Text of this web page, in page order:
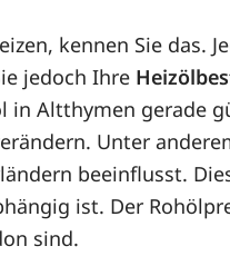
kennen Sie das.
jedoch Ihre
in Altthymen gerade
Unter
beeinflusst.
ist. Der
sind.